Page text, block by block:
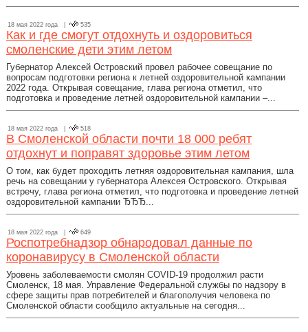
18 мая 2022 года | 535
Как и где смогут отдохнуть и оздоровиться
смоленские дети этим летом
Губернатор Алексей Островский провел рабочее совещание по
вопросам подготовки региона к летней оздоровительной кампании
2022 года. Открывая совещание, глава региона отметил, что
подготовка и проведение летней оздоровительной кампании –...
18 мая 2022 года | 518
В Смоленской области почти 18 000 ребят
отдохнут и поправят здоровье этим летом
О том, как будет проходить летняя оздоровительная кампания, шла
речь на совещании у губернатора Алексея Островского. Открывая
встречу, глава региона отметил, что подготовка и проведение летней
оздоровительной кампании ЂЂЂ...
18 мая 2022 года | 649
Роспотребнадзор обнародовал данные по
коронавирусу в Смоленской области
Уровень заболеваемости смолян COVID-19 продолжил расти
Смоленск, 18 мая. Управление Федеральной службы по надзору в
сфере защиты прав потребителей и благополучия человека по
Смоленской области сообщило актуальные на сегодня...